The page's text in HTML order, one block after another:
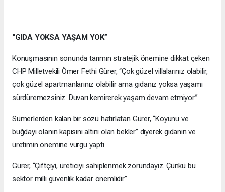
“GIDA YOKSA YAŞAM YOK”
Konuşmasının sonunda tarımın stratejik önemine dikkat çeken
CHP Milletvekili Ömer Fethi Gürer, “Çok güzel villalarınız olabilir,
çok güzel apartmanlarınız olabilir ama gıdanız yoksa yaşamı
sürdüremezsiniz. Duvarı kemirerek yaşam devam etmiyor.”
Sümerlerden kalan bir sözü hatırlatan Gürer, “Koyunu ve
buğdayı olanın kapısını altını olan bekler” diyerek gıdanın ve
üretimin önemine vurgu yaptı.
Gürer, “Çiftçiyi, üreticiyi sahiplenmek zorundayız. Çünkü bu
sektör milli güvenlik kadar önemlidir”